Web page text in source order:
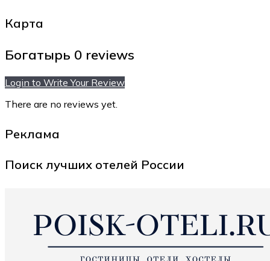
Карта
Богатырь 0 reviews
Login to Write Your Review
There are no reviews yet.
Реклама
Поиск лучших отелей России